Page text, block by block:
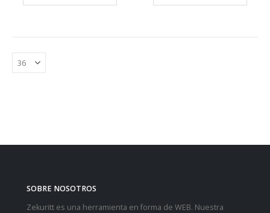
SOBRE NOSOTROS
Zekuritt es una herramienta en forma de WEB. Nuestra